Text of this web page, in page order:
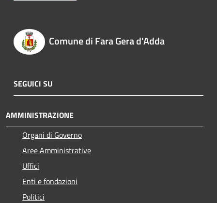
Comune di Fara Gera d'Adda
SEGUICI SU
AMMINISTRAZIONE
Organi di Governo
Aree Amministrative
Uffici
Enti e fondazioni
Politici